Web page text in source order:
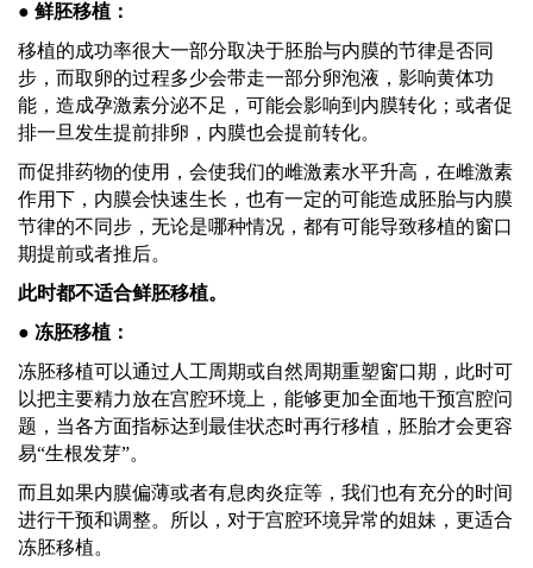
● 鲜胚移植：
移植的成功率很大一部分取决于胚胎与内膜的节律是否同
步，而取卵的过程多少会带走一部分卵泡液，影响黄体功
能，造成孕激素分泌不足，可能会影响到内膜转化；或者促
排一旦发生提前排卵，内膜也会提前转化。
而促排药物的使用，会使我们的雌激素水平升高，在雌激素
作用下，内膜会快速生长，也有一定的可能造成胚胎与内膜
节律的不同步，无论是哪种情况，都有可能导致移植的窗口
期提前或者推后。
此时都不适合鲜胚移植。
● 冻胚移植：
冻胚移植可以通过人工周期或自然周期重塑窗口期，此时可
以把主要精力放在宫腔环境上，能够更加全面地干预宫腔问
题，当各方面指标达到最佳状态时再行移植，胚胎才会更容
易“生根发芽”。
而且如果内膜偏薄或者有息肉炎症等，我们也有充分的时间
进行干预和调整。所以，对于宫腔环境异常的姐妹，更适合
冻胚移植。